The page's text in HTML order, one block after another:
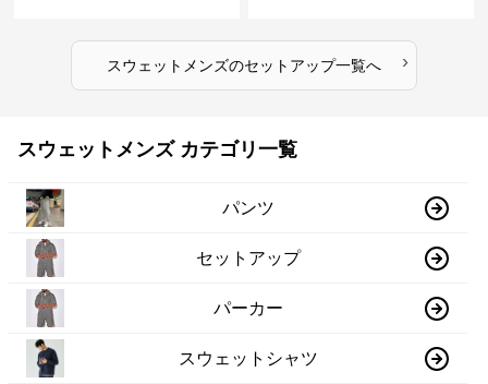
スウェットメンズのセットアップ一覧へ ›
スウェットメンズ カテゴリ一覧
パンツ
セットアップ
パーカー
スウェットシャツ